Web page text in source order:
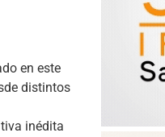
en este
distintos
inédita